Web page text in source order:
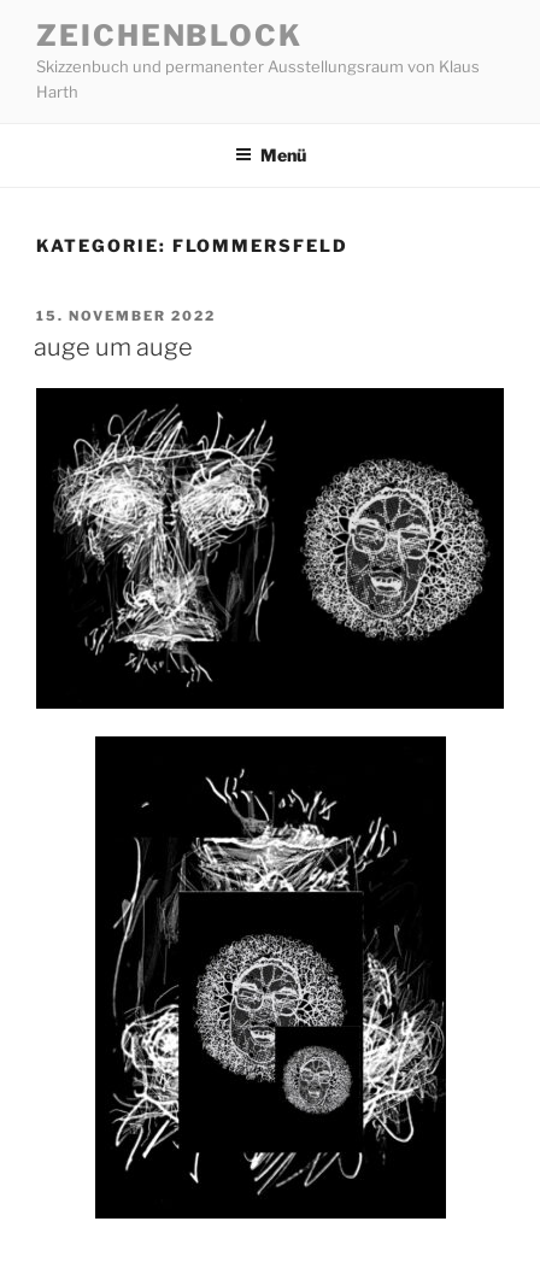
Inhalt
springen
ZEICHENBLOCK
Skizzenbuch und permanenter Ausstellungsraum von Klaus
Harth
Menü
KATEGORIE: FLOMMERSFELD
VERÖFFENTLICHT
15. NOVEMBER 2022
auge um auge